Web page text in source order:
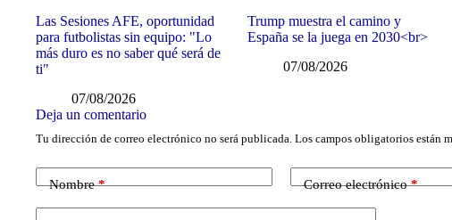
Las Sesiones AFE, oportunidad
para futbolistas sin equipo: "Lo
más duro es no saber qué será de
ti"
07/08/2026
Trump muestra el camino y
España se la juega en 2030<br>
07/08/2026
Deja un comentario
Tu dirección de correo electrónico no será publicada. Los campos obligatorios están
Nombre* Correo electrónico*